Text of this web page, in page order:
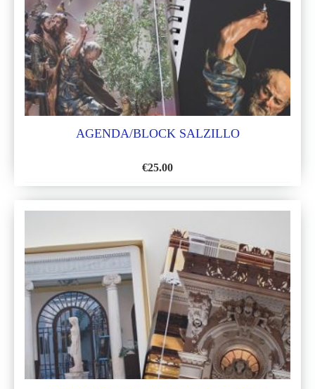
AGENDA/BLOCK SALZILLO
€25.00
A
LISTA
DE
DESEOS